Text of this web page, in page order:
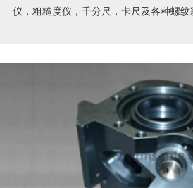
仪，粗糙度仪，千分尺，卡尺及各种螺纹